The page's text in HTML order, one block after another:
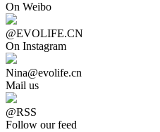
On Weibo
@EVOLIFE.CN
On Instagram
Nina@evolife.cn
Mail us
@RSS
Follow our feed